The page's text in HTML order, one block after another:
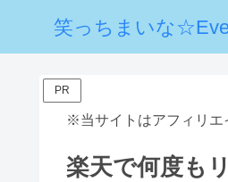
笑っちまいな
PR
※当サイトはアフィリエ
楽天で何度も